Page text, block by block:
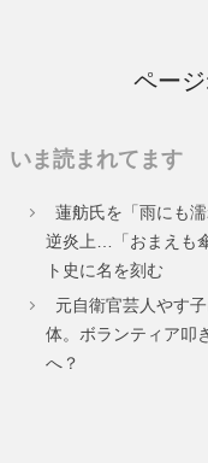
ページ
いま読まれてます
蓮舫氏を「雨にも
逆炎上…「おまえも
ト史に名を刻む
元自衛官芸人やす
体。ボランティア叩
へ？